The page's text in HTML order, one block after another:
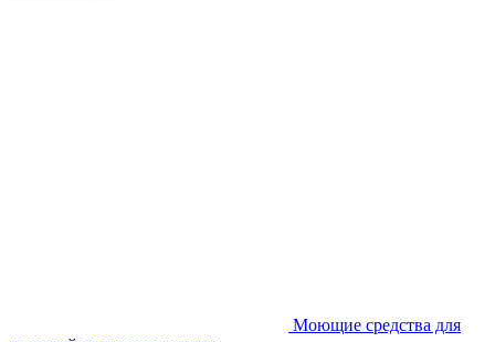
Моющие средства для